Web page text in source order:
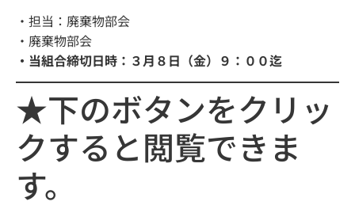
・担当：廃棄物部会
・廃棄物部会
・当組合締切日時：３月８日（金）９：００迄
★下のボタンをクリッ
クすると閲覧できま
す。